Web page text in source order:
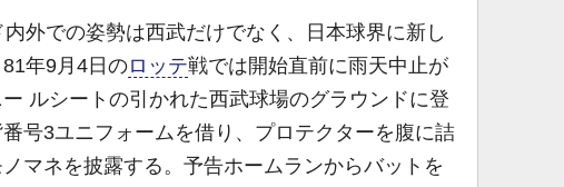
外での姿勢は西武だけでなく、日本球界に新し
年9月4日のロッテ戦では開始直前に雨天中止が
ルシートの引かれた西武球場のグラウンドに登
号3ユニフォームを借り、プロテクターを腹に詰
マネを披露する。予告ホームランからバットを